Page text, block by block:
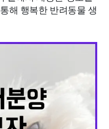
해 행복한 반려동물 생